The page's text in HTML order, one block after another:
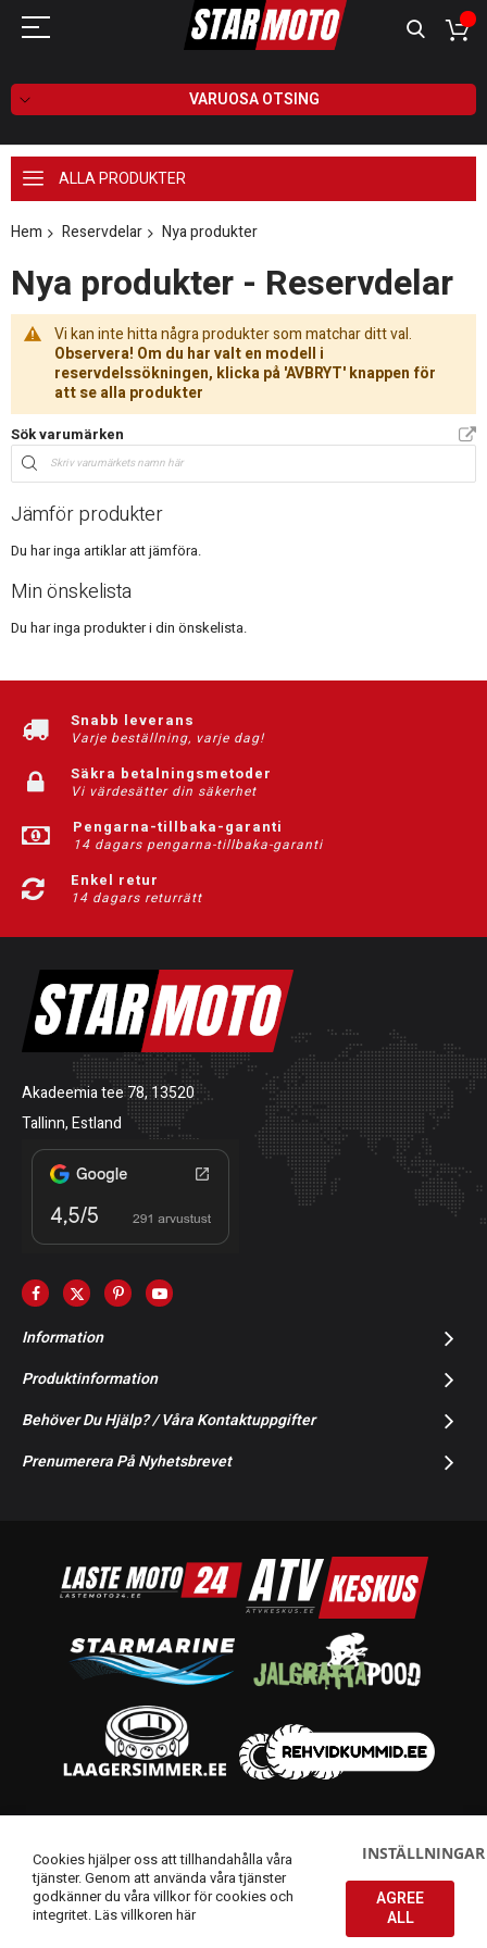
VARUOSA OTSING
ALLA PRODUKTER
Hem Reservdelar Nya produkter
Nya produkter - Reservdelar
Vi kan inte hitta några produkter som matchar ditt val.
Observera! Om du har valt en modell i
reservdelssökningen, klicka på 'AVBRYT' knappen för
att se alla produkter
Sök varumärken
Jämför produkter
Du har inga artiklar att jämföra.
Min önskelista
Du har inga produkter i din önskelista.
Snabb leverans
Varje beställning, varje dag!
Säkra betalningsmetoder
Vi värdesätter din säkerhet
Pengarna-tillbaka-garanti
14 dagars pengarna-tillbaka-garanti
Enkel retur
14 dagars returrätt
Akadeemia tee 78, 13520
Tallinn, Estland
Information
Produktinformation
Behöver Du Hjälp? / Våra Kontaktuppgifter
Prenumerera På Nyhetsbrevet
Cookies hjälper oss att tillhandahålla våra
tjänster. Genom att använda våra tjänster
godkänner du våra villkor för cookies och
integritet.Läs villkoren här
INSTÄLLNINGAR
AGREE
ALL